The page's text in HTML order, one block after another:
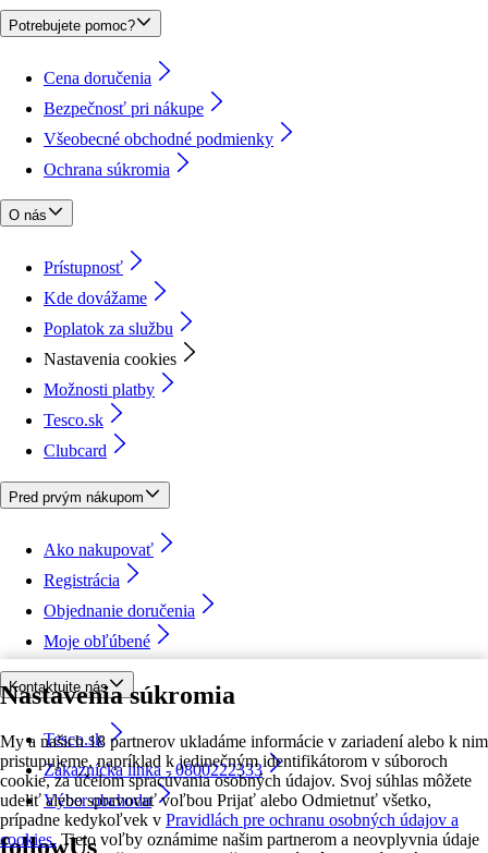
Nastavenia súkromia
My a našich 18 partnerov ukladáme informácie v zariadení alebo k nim
pristupujeme, napríklad k jedinečným identifikátorom v súboroch
cookie, za účelom spracúvania osobných údajov. Svoj súhlas môžete
udeliť alebo spravovať voľbou Prijať alebo Odmietnuť všetko,
prípadne kedykoľvek v Pravidlách pre ochranu osobných údajov a
cookies. Tieto voľby oznámime našim partnerom a neovplyvnia údaje
Potrebujete pomoc?
Cena doručenia
Bezpečnosť pri nákupe
Všeobecné obchodné podmienky
Ochrana súkromia
O nás
Prístupnosť
Kde dovážame
Poplatok za službu
Nastavenia cookies
Možnosti platby
Tesco.sk
Clubcard
Pred prvým nákupom
Ako nakupovať
Registrácia
Objednanie doručenia
Moje obľúbené
Kontaktujte nás
Tesco.sk
Zákaznícka linka - 0800222333
Výber obchodu
followUs